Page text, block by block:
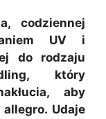
codziennej
UV i
do rodzaju
który
aby
Udaje